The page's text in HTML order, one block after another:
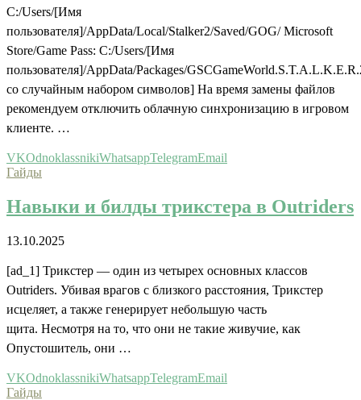
C:/Users/[Имя
пользователя]/AppData/Local/Stalker2/Saved/GOG/ Microsoft
Store/Game Pass: C:/Users/[Имя
пользователя]/AppData/Packages/
со случайным набором символов] На время замены файлов
рекомендуем отключить облачную синхронизацию в игровом
клиенте. …
VKOdnoklassnikiWhatsappTelegramEmail
Гайды
Навыки и билды трикстера в Outriders
13.10.2025
[ad_1] Трикстер — один из четырех основных классов
Outriders. Убивая врагов с близкого расстояния, Трикстер
исцеляет, а также генерирует небольшую часть
щита. Несмотря на то, что они не такие живучие, как
Опустошитель, они …
VKOdnoklassnikiWhatsappTelegramEmail
Гайды